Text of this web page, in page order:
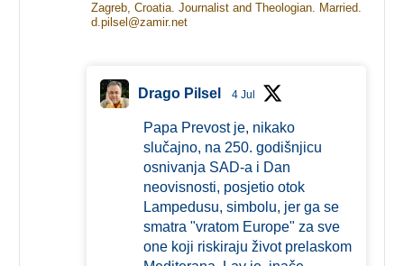
Zagreb, Croatia. Journalist and Theologian. Married.
d.pilsel@zamir.net
Drago Pilsel 4 Jul
Papa Prevost je, nikako
slučajno, na 250. godišnjicu
osnivanja SAD-a i Dan
neovisnosti, posjetio otok
Lampedusu, simbolu, jer ga se
smatra "vratom Europe" za sve
one koji riskiraju život prelaskom